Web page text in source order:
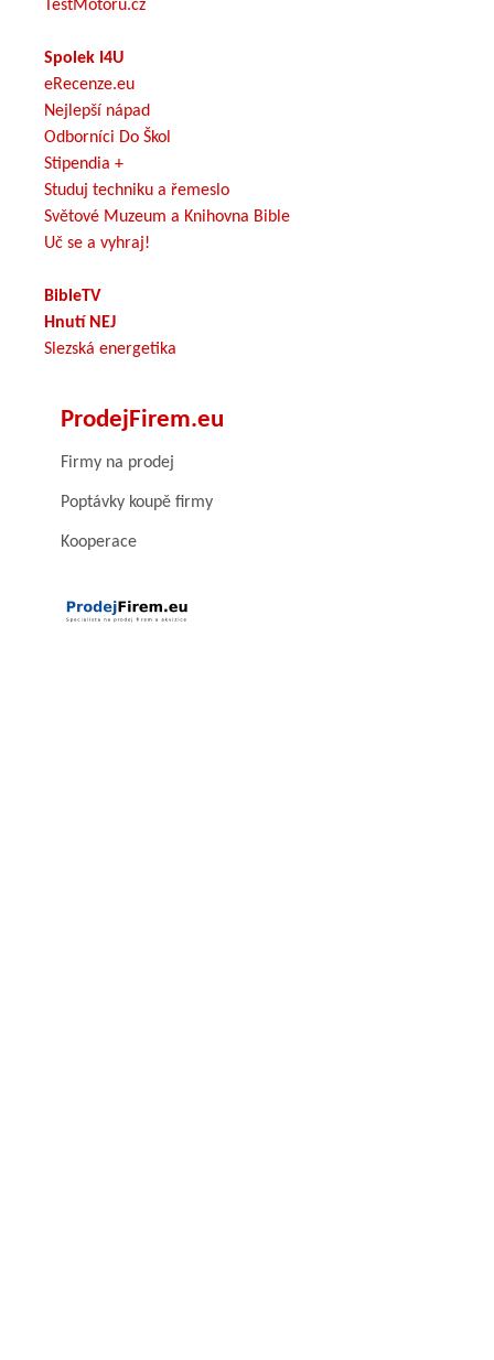
TestMotoru.cz
Spolek I4U
eRecenze.eu
Nejlepší nápad
Odborníci Do Škol
Stipendia +
Studuj techniku a řemeslo
Světové Muzeum a Knihovna Bible
Uč se a vyhraj!
BibleTV
Hnutí NEJ
Slezská energetika
ProdejFirem.eu
Firmy na prodej
Poptávky koupě firmy
Kooperace